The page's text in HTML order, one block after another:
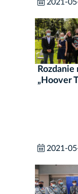
2021-
„Hoover
2021-